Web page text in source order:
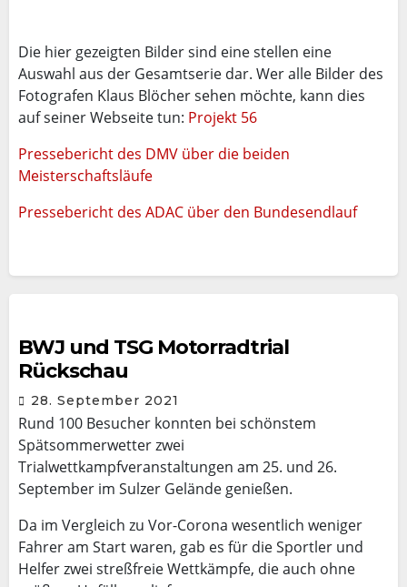
Die hier gezeigten Bilder sind eine stellen eine
Auswahl aus der Gesamtserie dar. Wer alle Bilder des
Fotografen Klaus Blöcher sehen möchte, kann dies
auf seiner Webseite tun: Projekt 56
Pressebericht des DMV über die beiden
Meisterschaftsläufe
Pressebericht des ADAC über den Bundesendlauf
BWJ und TSG Motorradtrial
Rückschau
28. September 2021
Rund 100 Besucher konnten bei schönstem
Spätsommerwetter zwei
Trialwettkampfveranstaltungen am 25. und 26.
September im Sulzer Gelände genießen.
Da im Vergleich zu Vor-Corona wesentlich weniger
Fahrer am Start waren, gab es für die Sportler und
Helfer zwei streßfreie Wettkämpfe, die auch ohne